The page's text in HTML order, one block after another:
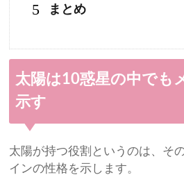
5 まとめ
太陽は10惑星の中でもメインの性格を
示す
太陽が持つ役割というのは、そ
インの性格を示します。